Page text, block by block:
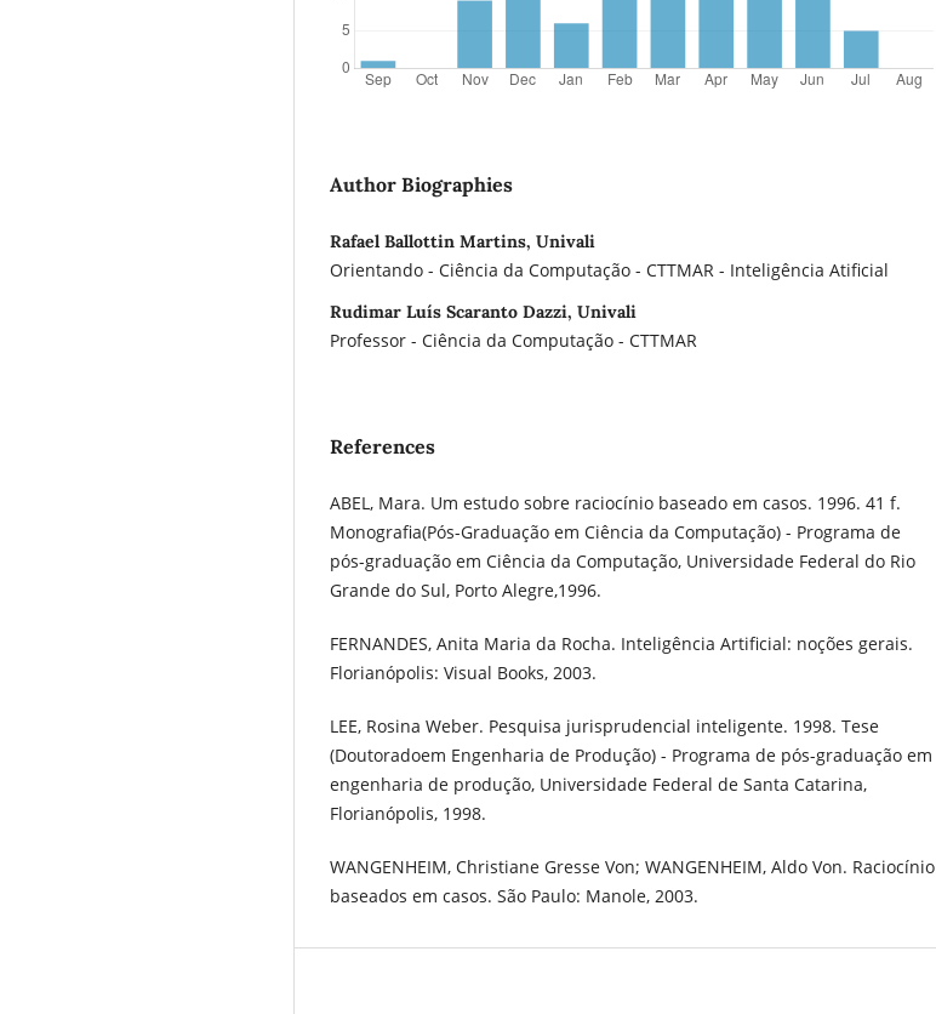
Author Biographies
Rafael Ballottin Martins, Univali
Orientando - Ciência da Computação - CTTMAR - Inteligência Atificial
Rudimar Luís Scaranto Dazzi, Univali
Professor - Ciência da Computação - CTTMAR
References
ABEL, Mara. Um estudo sobre raciocínio baseado em casos. 1996. 41 f.
Monografia(Pós-Graduação em Ciência da Computação) - Programa de
pós-graduação em Ciência da Computação, Universidade Federal do Rio
Grande do Sul, Porto Alegre,1996.
FERNANDES, Anita Maria da Rocha. Inteligência Artificial: noções gerais.
Florianópolis: Visual Books, 2003.
LEE, Rosina Weber. Pesquisa jurisprudencial inteligente. 1998. Tese
(Doutoradoem Engenharia de Produção) - Programa de pós-graduação em
engenharia de produção, Universidade Federal de Santa Catarina,
Florianópolis, 1998.
WANGENHEIM, Christiane Gresse Von; WANGENHEIM, Aldo Von. Raciocínio
baseados em casos. São Paulo: Manole, 2003.